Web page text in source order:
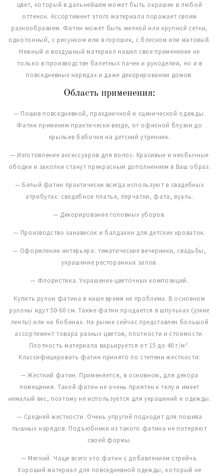
цвет, который в дальнейшем может быть окрашен в любой
оттенок. Ассортимент этого материала поражает своим
разнообразием. Фатин может быть мелкой или крупной сетки,
однотонный, с рисунком или в горошек, с блеском или матовый.
Нежный и воздушный материал нашел свое применение не
только в производстве балетных пачек и рукоделии, но и в
повседневных нарядах и даже декорировании домов.
Область применения:
— Пошив повседневной, праздничной и сценической одежды.
Фатин применим практически везде, от офисной блузки до
крыльев бабочки на детский утренник.
— Изготовление аксессуаров для волос. Красивые и необычные
ободки и заколки станут прекрасным дополнением в Ваш образ.
— Белый фатин практически всегда используют в свадебных
атрибутах: свадебное платье, перчатки, фата, вуаль.
— Декорирование головных уборов.
— Производство занавесок и балдахин для детских кроваток.
— Оформление интерьера: тематические вечеринки, свадьбы,
украшение ресторанных залов.
— Флористика. Украшение цветочных композиций.
Купить рулон фатина в наше время не проблема. В основном
рулоны идут 50-60 см. Также фатин продается в шпульках (узкие
ленты) или на бобинах. На рынке сейчас представлен большой
ассортимент товара разных цветов, плотности и стоимости.
Плотность материала варьируется от 15 до 40 г/м².
Классифицировать фатин принято по степени жесткости:
— Жесткий фатин. Применяется, в основном, для декора
помещения. Такой фатин не очень приятен к телу и имеет
немалый вес, поэтому не используется для украшений и одежды.
— Средней жесткости. Очень упругий подходит для пошива
пышных нарядов. Подъюбники из такого фатина не потеряют
своей формы.
— Мягкий. Чаще всего это фатин с добавлением стрейча.
Хороший материал для повседневной одежды, который не